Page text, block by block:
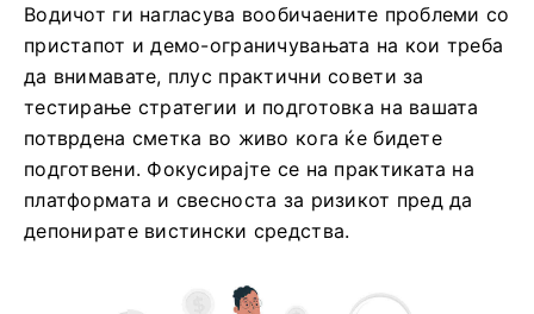
Водичот ги нагласува вообичаените проблеми со
пристапот и демо-ограничувањата на кои треба
да внимавате, плус практични совети за
тестирање стратегии и подготовка на вашата
потврдена сметка во живо кога ќе бидете
подготвени. Фокусирајте се на практиката на
платформата и свесноста за ризикот пред да
депонирате вистински средства.